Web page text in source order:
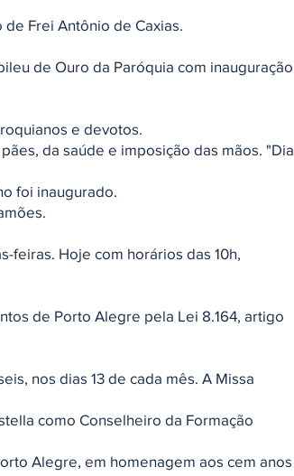
de Frei Antônio de Caxias.
de Ouro da Paróquia com inauguração
e devotos.
da saúde e imposição das mãos. "Dia
foi inaugurado.
feiras. Hoje com horários das 10h,
de Porto Alegre pela Lei 8.164, artigo
nos dias 13 de cada mês. A Missa
como Conselheiro da Formação
Alegre, em homenagem aos cem anos